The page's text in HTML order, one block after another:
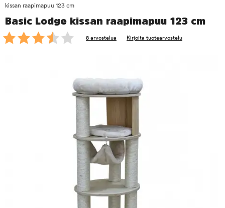
kissan raapimapuu 123 cm
Basic Lodge kissan raapimapuu 123 cm
8 arvostelua Kirjoita tuotearvostelu
foo